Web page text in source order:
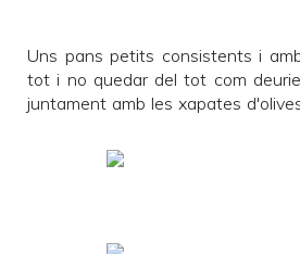
Uns pans petits consistents i
tot i no quedar del tot com
juntament amb les xapates